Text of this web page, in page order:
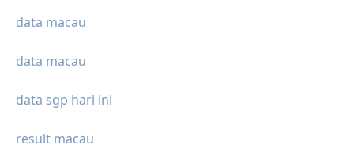
data macau
data macau
data sgp hari ini
result macau